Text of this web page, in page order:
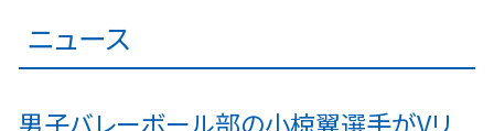
ニュース
男子バレーボール部の小椋翼選手がVリ